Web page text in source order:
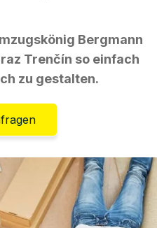
Bergmann
Trenčín so einfach
zu gestalten.